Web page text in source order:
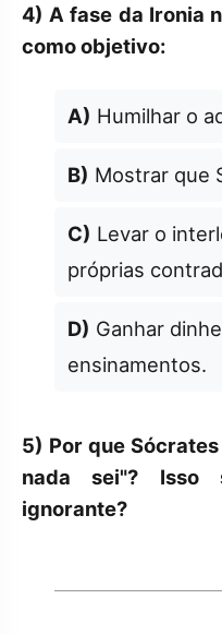
4) A fase da Ironia
como objetivo:
A) Humilhar o
B) Mostrar que
C) Levar o
próprias
D) Ganhar
ensinamentos.
5) Por que
nada sei"? Isso
ignorante?